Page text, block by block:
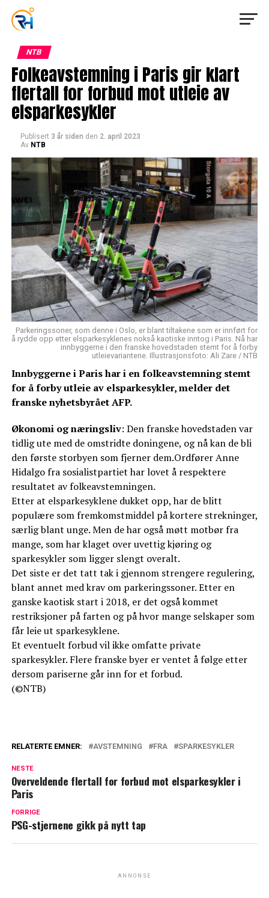
NTB
Folkeavstemning i Paris gir klart
flertall for forbud mot utleie av
elsparkesykler
Publisert 3 år siden den 2. april 2023
Av NTB
Parkeringssoner, som denne i Oslo, er blant tiltakene som er innført for
å rydde opp etter elsparkesyklenes nokså kaotiske inntog i Paris. Nå har
innbyggerne i den franske hovedstaden stemt for å forby
utleievariantene. Illustrasjonsfoto: Ali Zare / NTB
Innbyggerne i Paris har i en folkeavstemning stemt
for å forby utleie av elsparkesykler, melder det
franske nyhetsbyrået AFP.
Økonomi og næringsliv: Den franske hovedstaden var
tidlig ute med de omstridte doningene, og nå kan de bli
den første storbyen som fjerner dem.Ordfører Anne
Hidalgo fra sosialistpartiet har lovet å respektere
resultatet av folkeavstemningen.
Etter at elsparkesyklene dukket opp, har de blitt
populære som fremkomstmiddel på kortere strekninger,
særlig blant unge. Men de har også møtt motbør fra
mange, som har klaget over uvettig kjøring og
sparkesykler som ligger slengt overalt.
Det siste er det tatt tak i gjennom strengere regulering,
blant annet med krav om parkeringssoner. Etter en
ganske kaotisk start i 2018, er det også kommet
restriksjoner på farten og på hvor mange selskaper som
får leie ut sparkesyklene.
Et eventuelt forbud vil ikke omfatte private
sparkesykler. Flere franske byer er ventet å følge etter
dersom pariserne går inn for et forbud.
(©NTB)
RELATERTE EMNER: AVSTEMNING FRA SPARKESYKLER
NESTE
Overveldende flertall for forbud mot elsparkesykler i
Paris
FORRIGE
PSG-stjernene gikk på nytt tap
ANNONSE